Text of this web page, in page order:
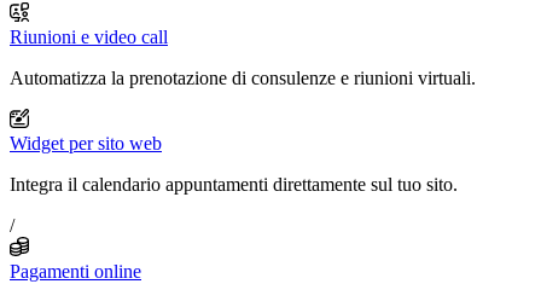
Riunioni e video call
Automatizza la prenotazione di consulenze e riunioni virtuali.
Widget per sito web
Integra il calendario appuntamenti direttamente sul tuo sito.
/
Pagamenti online